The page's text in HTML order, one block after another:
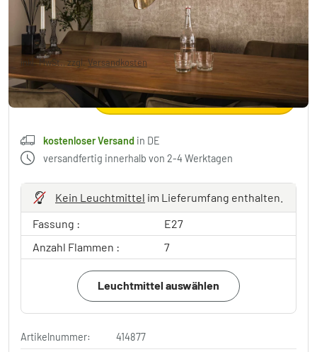
-34% 490,99 €
Sie sparen 259,00 € UVP: 749,99 €
inkl. MwSt., zzgl.Versandkosten kostenloser Versand
In den Warenkorb
kostenloser Versand in DE
versandfertig innerhalb von 2-4 Werktagen
Kein Leuchtmittel im Lieferumfang enthalten.
Fassung :
E27
Anzahl Flammen :
7
Leuchtmittel auswählen
Artikelnummer:
414877